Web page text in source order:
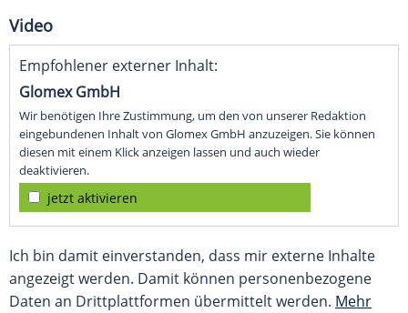
Video
Empfohlener externer Inhalt:
Glomex GmbH
Wir benötigen Ihre Zustimmung, um den von unserer Redaktion
eingebundenen Inhalt von Glomex GmbH anzuzeigen. Sie können
diesen mit einem Klick anzeigen lassen und auch wieder
deaktivieren.
jetzt aktivieren
Ich bin damit einverstanden, dass mir externe Inhalte
angezeigt werden. Damit können personenbezogene
Daten an Drittplattformen übermittelt werden. Mehr